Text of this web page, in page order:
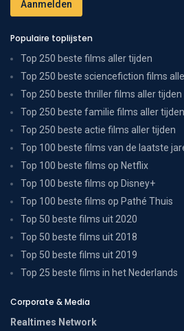
Populaire toplijsten
Top 250 beste films aller tijden
Top 250 beste sciencefiction films
Top 250 beste thriller films aller tijden
Top 250 beste familie films aller tijden
Top 250 beste actie films aller tijden
Top 100 beste films van de laatste
Top 100 beste films op Netflix
Top 100 beste films op Disney+
Top 100 beste films op Pathé Thuis
Top 50 beste films uit 2020
Top 50 beste films uit 2018
Top 50 beste films uit 2019
Top 25 beste films in het Nederlands
Corporate & Media
Realtimes Network